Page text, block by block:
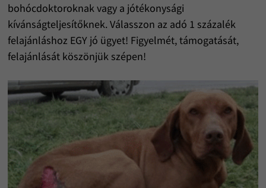
bohócdoktoroknak vagy a jótékonysági
kívánságteljesítőknek. Válasszon az adó 1 százalék
felajánláshoz EGY jó ügyet! Figyelmét, támogatását,
felajánlását köszönjük szépen!